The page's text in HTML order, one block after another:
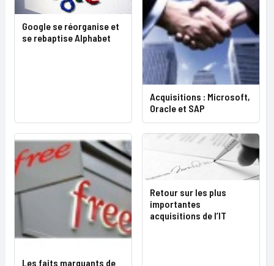
Google se réorganise et
se rebaptise Alphabet
Acquisitions : Microsoft,
Oracle et SAP
Les faits marquants de
Retour sur les plus
importantes
acquisitions de l’IT